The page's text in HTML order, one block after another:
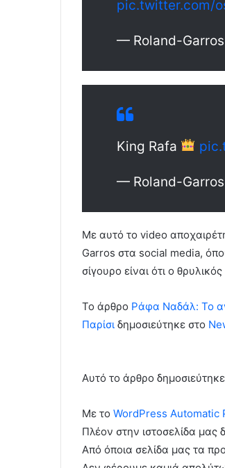
pic.twitter.com/
— Roland-
King Rafa
— Roland-
Με αυτό το video
Garros στα social media,
σίγουρο είναι ότι ο
To άρθρο Ράφα Ναδάλ: Το
Παρίσι δημοσιεύτηκε στο
Αυτό το άρθρο δημοσιεύτηκε
Με το WordPress Automatic
Πλέον στην ιστοσελίδα
Από όποια σελίδα μας τα